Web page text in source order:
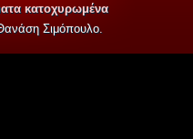
κατοχυρωμένα
Σιμόπουλο.